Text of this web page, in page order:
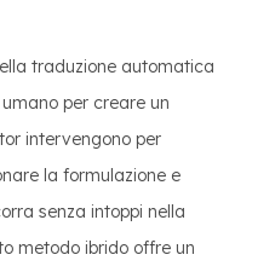
traduzione automatica
per creare un
intervengono per
la formulazione e
senza intoppi nella
metodo ibrido offre un